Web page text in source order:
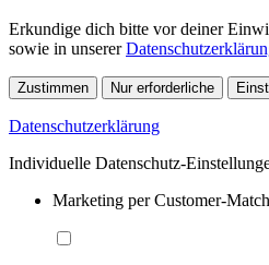
Erkundige dich bitte vor deiner
sowie in unserer
Zustimmen Nur erforderliche
Datenschutzerklärung
Individuelle Datenschutz-
Marketing per Customer-Match